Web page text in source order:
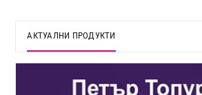
АКТУАЛНИ ПРОДУКТИ